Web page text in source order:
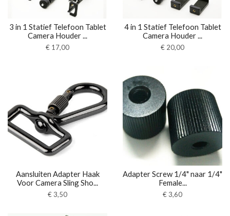
3 in 1 Statief Telefoon Tablet
Camera Houder ...
€ 17,00
4 in 1 Statief Telefoon Tablet
Camera Houder ...
€ 20,00
Aansluiten Adapter Haak
Voor Camera Sling Sho...
€ 3,50
Adapter Screw 1/4" naar 1/4"
Female...
€ 3,60